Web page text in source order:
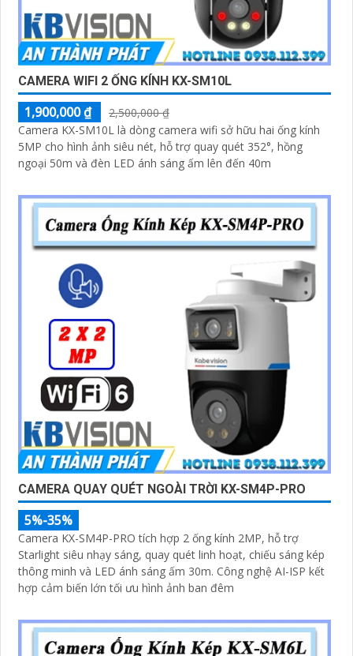
CAMERA WIFI 2 ỐNG KÍNH KX-SM10L
1,900,000 ₫
2,500,000 ₫
Camera KX-SM10L là dòng camera wifi sở hữu hai ống kính
5MP cho hình ảnh siêu nét, hỗ trợ quay quét 352°, hồng
ngoại 50m và đèn LED ánh sáng ấm lên đến 40m
CAMERA QUAY QUÉT NGOÀI TRỜI KX-SM4P-PRO
5%-35%
Camera KX-SM4P-PRO tích hợp 2 ống kính 2MP, hỗ trợ
Starlight siêu nhạy sáng, quay quét linh hoạt, chiếu sáng kép
thông minh và LED ánh sáng ấm 30m. Công nghệ AI-ISP kết
hợp cảm biến lớn tối ưu hình ảnh ban đêm